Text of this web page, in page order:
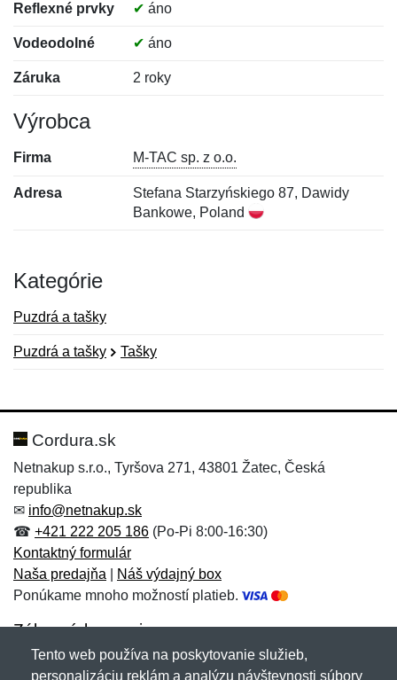
Reflexné prvky ✔ áno
Vodeodolné ✔ áno
Záruka 2 roky
Výrobca
Firma M-TAC sp. z o.o.
Adresa
Stefana Starzyńskiego 87, Dawidy
Bankowe, Poland
Kategórie
Puzdrá a tašky
Puzdrá a tašky Tašky
Hodnotenie:
Meno:*
E-mail:
Správa*
Meno:
E-mail:*
Správa*
Cordura.sk
Netnakup s.r.o., Tyršova 271, 43801 Žatec, Česká
republika
✉ info@netnakup.sk
☎ +421 222 205 186 (Po-Pi 8:00-16:30)
Kontaktný formulár
Naša predajňa
Náš výdajný box
Ponúkame mnoho možností platieb.
Zákaznícky servis
Novinky emailom
Tento web používa na poskytovanie služieb,
personalizáciu reklám a analýzu návštevnosti súbory